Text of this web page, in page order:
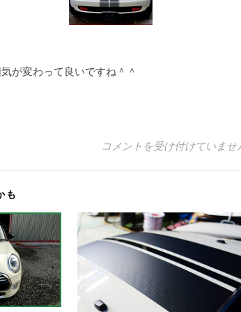
が変わって良いですね＾＾
BMW MINI R56 CAMDEN
コメントを受け付けていませ
も